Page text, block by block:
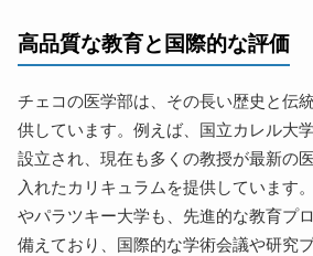
高品質な教育と国際的な評価
チェコの医学部は、その長い歴史と伝
供しています。例えば、国立カレル大
設立され、現在も多くの教授が最新の
入れたカリキュラムを提供しています
やパラツキー大学も、先進的な教育プ
備えており、国際的な学術会議や研究